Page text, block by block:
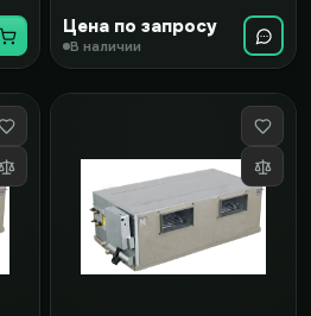
Цена по запросу
В наличии